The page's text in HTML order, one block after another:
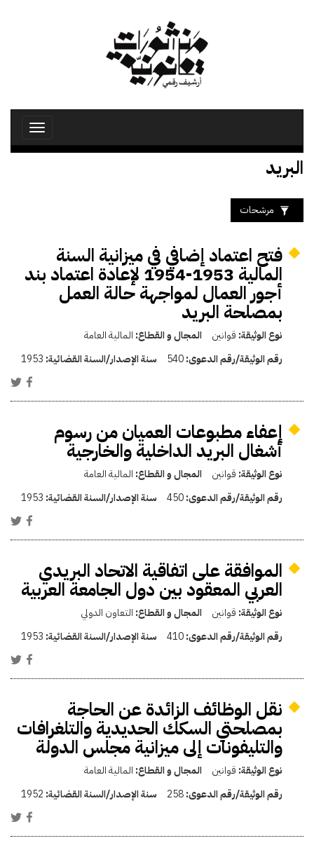
Toggle
البريد
مرشحات
فتح اعتماد إضافي في ميزانية السنة
المالية 1953-1954 لإعادة اعتماد بند
أجور العمال لمواجهة حالة العمل
بمصلحة البريد
نوع الوثيقة: قوانين المجال و القطاع: المالية العامة
رقم الوثيقة/رقم الدعوى:540 سنة الإصدار/السنة القضائية: 1953
إعفاء مطبوعات العميان من رسوم
أشغال البريد الداخلية والخارجية
نوع الوثيقة: قوانين المجال و القطاع: المالية العامة
رقم الوثيقة/رقم الدعوى:450 سنة الإصدار/السنة القضائية: 1953
الموافقة على اتفاقية الاتحاد البريدي
العربي المعقود بين دول الجامعة العربية
نوع الوثيقة: قوانين المجال و القطاع: التعاون الدولي
رقم الوثيقة/رقم الدعوى:410 سنة الإصدار/السنة القضائية: 1953
نقل الوظائف الزائدة عن الحاجة
بمصلحتي السكك الحديدية والتلغرافات
والتليفونات إلى ميزانية مجلس الدولة
نوع الوثيقة: قوانين المجال و القطاع: المالية العامة
رقم الوثيقة/رقم الدعوى:258 سنة الإصدار/السنة القضائية: 1952